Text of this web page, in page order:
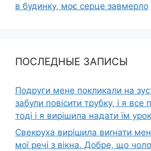
в будинку, моє серце зaвмeрло
ПОСЛЕДНЫЕ ЗАПИСЫ
Подруги мене покликали на
забули повісити трубку, і я все
тоді і я вирішила надати їм
Свекруха вирішила виrнати
мої речі з вікна. Добре, що